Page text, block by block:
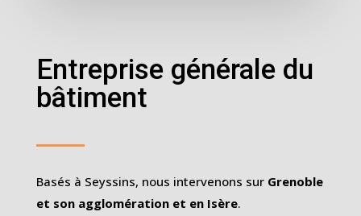
Entreprise générale du
bâtiment
Basés à Seyssins, nous intervenons sur Grenoble
et son agglomération et en Isère.